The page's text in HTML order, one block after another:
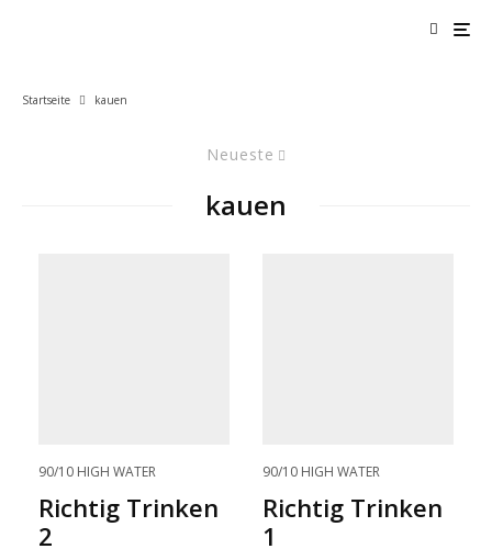
Startseite kauen
Neueste
kauen
90/10 HIGH WATER
Richtig Trinken
2
90/10 HIGH WATER
Richtig Trinken
1